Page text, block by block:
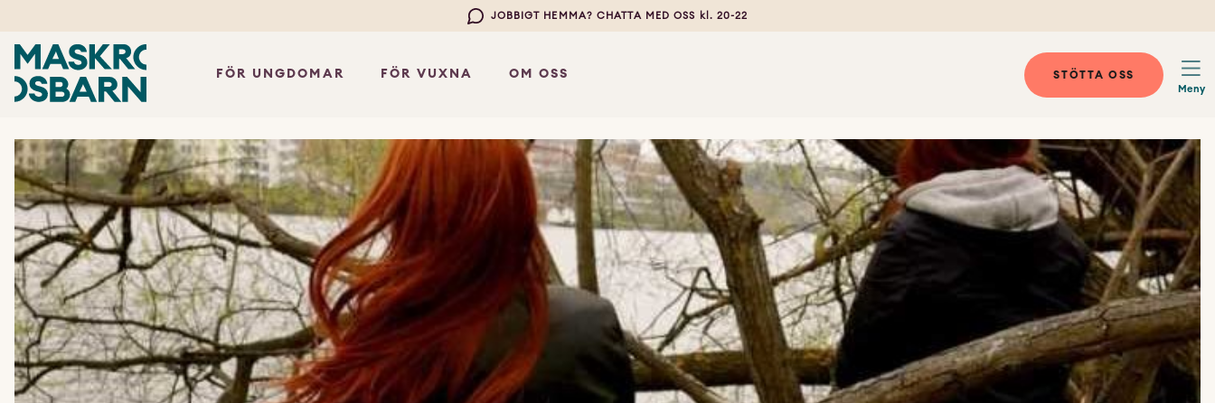
JOBBIGT HEMMA? CHATTA MED OSS kl. 20-22
FÖR UNGDOMAR FÖR VUXNA OM OSS STÖTTA OSS
Meny